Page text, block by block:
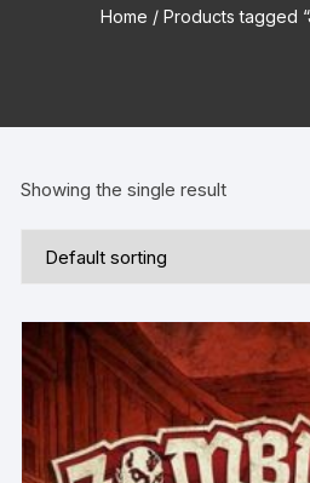
Home / Products tagged
Showing the single result